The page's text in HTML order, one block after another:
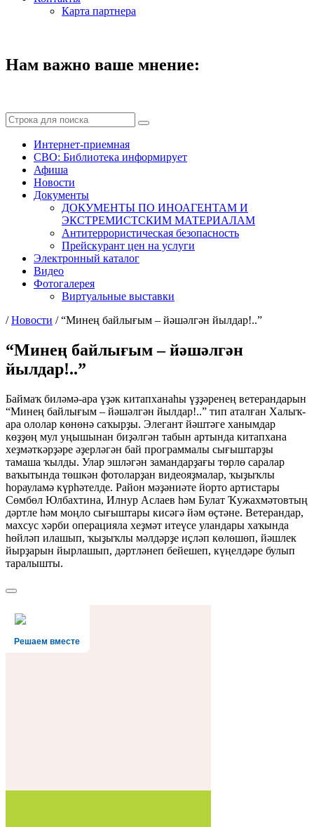
Карта партнера
Нам важно ваше мнение:
Интернет-приемная
СВО: Библиотека информирует
Афиша
Новости
Документы
ДОКУМЕНТЫ ПО ИНОАГЕНТАМ И
ЭКСТРЕМИСТСКИМ МАТЕРИАЛАМ
Антитеррористическая безопасность
Прейскурант цен на услуги
Электронный каталог
Видео
Фотогалерея
Виртуальные выставки
/Новости /“Минең байлығым – йәшәлгән йылдар!..”
“Минең байлығым – йәшәлгән
йылдар!..”
Баймаҡ биләмә-ара үҙәк китапханаһы үҙҙәренең ветерандарын
“Минең байлығым – йәшәлгән йылдар!..” тип аталған Халыҡ-
ара ололар көнөнә саҡырҙы. Элегант йәштәге ханымдар
көҙҙөң мул уңышынан биҙәлгән табын артында китапхана
хеҙмәткәрҙәре әҙерләгән бай программалы сығыштарҙы
тамаша ҡылды. Улар эшләгән замандарҙағы төрлө саралар
ваҡытында төшкән фотоларҙан видеояҙмалар, ҡыҙыҡлы
һорауламә күрһәтелде. Район мәҙәниәте йорто артистары
Сөмбөл Юлбахтина, Илнур Аслаев һәм Булат Ҡужахмәтовтың
дәртле һәм моңло сығыштары кисәгә йәм өҫтәне. Ветерандар,
махсус хәрби операцияла хеҙмәт итеүсе уландары хаҡында
һөйләп илашып, ҡыҙыҡлы мәлдәрҙе иҫләп көлөшөп, йәшлек
йырҙарын йырлашып, дәртләнеп бейешеп, күңелдәре булып
таралышты.
Решаем вместе